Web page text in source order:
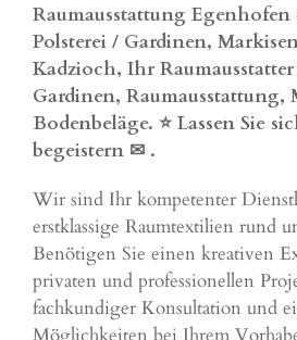
Raumausstattung
Polsterei / Gardinen,
Kadzioch, Ihr
Gardinen, Raumausstattung,
Bodenbeläge. ⭐ Lassen Sie
begeistern ✉ .
Wir sind Ihr kompetenter
erstklassige Raumtextilien rund
Benötigen Sie einen kreativen
privaten und professionellen
fachkundiger Konsultation und
Möglichkeiten bei Ihrem